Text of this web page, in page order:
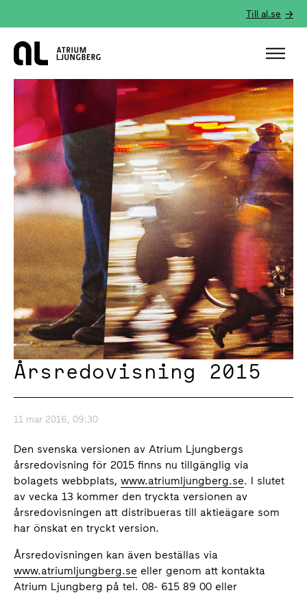
Till al.se
Hem
Årsredovisning 2015
11 mar 2016, 09:30
Den svenska versionen av Atrium Ljungbergs
årsredovisning för 2015 finns nu tillgänglig via
bolagets webbplats, www.atriumljungberg.se. I slutet
av vecka 13 kommer den tryckta versionen av
årsredovisningen att distribueras till aktieägare som
har önskat en tryckt version.
Årsredovisningen kan även beställas via
www.atriumljungberg.se eller genom att kontakta
Atrium Ljungberg på tel. 08- 615 89 00 eller